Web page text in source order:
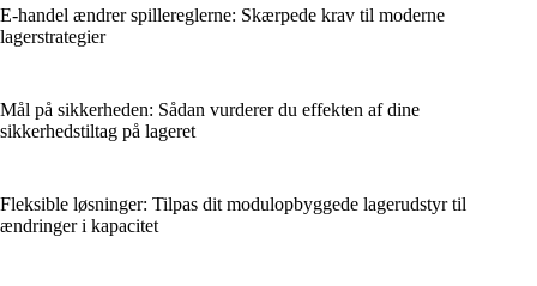
E-handel ændrer spillereglerne: Skærpede krav til moderne
lagerstrategier
Mål på sikkerheden: Sådan vurderer du effekten af dine
sikkerhedstiltag på lageret
Fleksible løsninger: Tilpas dit modulopbyggede lagerudstyr til
ændringer i kapacitet